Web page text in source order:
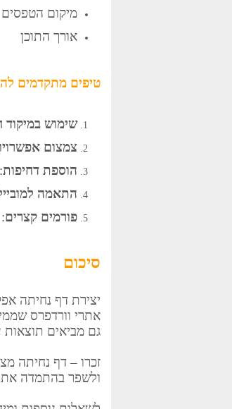
מיקום הטפסים
אורך התוכן
טיפים מתקדמים
שימוש במיקוד
צמצום
הוספת דחיפות
התאמה
פורמים קצרים
סיכום
יצירת דף נחיתה
אתרי וורדפרס
גם מביאים
זכרו – דף נחיתה
ולשפר בהתמדה את